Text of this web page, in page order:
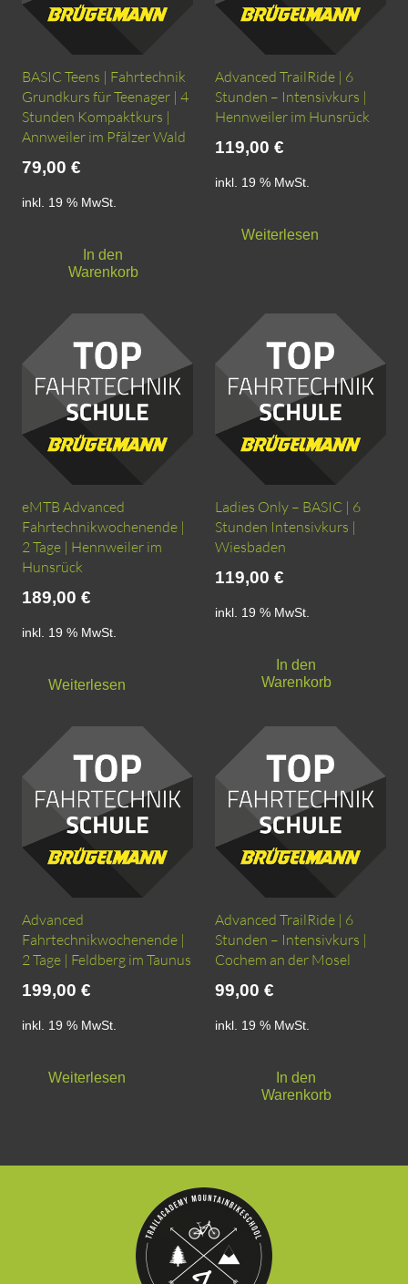
BASIC Teens | Fahrtechnik
Grundkurs für Teenager | 4
Stunden Kompaktkurs |
Annweiler im Pfälzer Wald
79,00 €
inkl. 19 % MwSt.
In den
Warenkorb
Advanced TrailRide | 6
Stunden – Intensivkurs |
Hennweiler im Hunsrück
119,00 €
inkl. 19 % MwSt.
Weiterlesen
eMTB Advanced
Fahrtechnikwochenende |
2 Tage | Hennweiler im
Hunsrück
189,00 €
inkl. 19 % MwSt.
Weiterlesen
Ladies Only – BASIC | 6
Stunden Intensivkurs |
Wiesbaden
119,00 €
inkl. 19 % MwSt.
In den
Warenkorb
Advanced
Fahrtechnikwochenende |
2 Tage | Feldberg im Taunus
199,00 €
inkl. 19 % MwSt.
Weiterlesen
Advanced TrailRide | 6
Stunden – Intensivkurs |
Cochem an der Mosel
99,00 €
inkl. 19 % MwSt.
In den
Warenkorb